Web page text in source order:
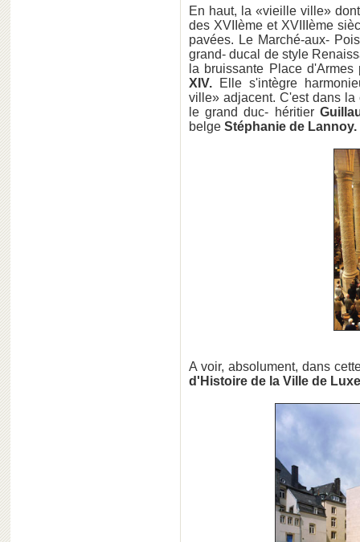
En haut, la «vieille ville»
des XVIIème et XVIIIème
pavées. Le Marché-aux-
grand- ducal de style
la bruissante Place
XIV. Elle s'intègre
ville» adjacent. C'est dans
le grand duc- héritier
belge Stéphanie de Lannoy.
A voir, absolument, dans
d'Histoire de la Ville de